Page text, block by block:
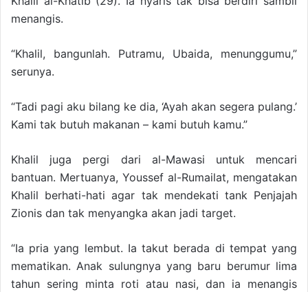
menangis.
“Khalil, bangunlah. Putramu, Ubaida, menunggumu,”
serunya.
“Tadi pagi aku bilang ke dia, ‘Ayah akan segera pulang.’
Kami tak butuh makanan – kami butuh kamu.”
Khalil juga pergi dari al-Mawasi untuk mencari
bantuan. Mertuanya, Youssef al-Rumailat, mengatakan
Khalil berhati-hati agar tak mendekati tank Penjajah
Zionis dan tak menyangka akan jadi target.
“Ia pria yang lembut. Ia takut berada di tempat yang
mematikan. Anak sulungnya yang baru berumur lima
tahun sering minta roti atau nasi, dan ia menangis